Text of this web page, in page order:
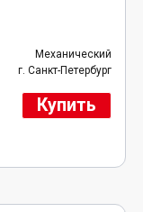
Механический
г. Санкт-Петербург
Купить